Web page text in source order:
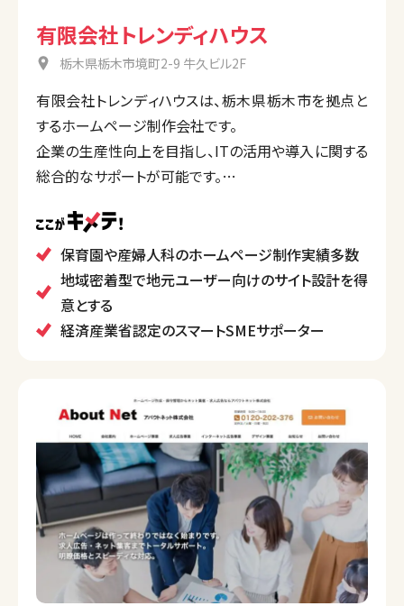
有限会社トレンディハウス
栃木県栃木市境町2-9 牛久ビル2F
有限会社トレンディハウスは、栃木県栃木市を拠点と
するホームページ制作会社です。
企業の生産性向上を目指し、ITの活用や導入に関する
総合的なサポートが可能です。
ティングオートメーション、オンラインショップ構築、補
助金申請サポートなどが含まれています。
また、経済産業省認定のスマートSMEサポーターとし
て、中小企業のIT活用を支援しています。
保育園や産婦人科のホームページ制作実績多数
地域密着型で地元ユーザー向けのサイト設計を得
意とする
経済産業省認定のスマートSMEサポーター